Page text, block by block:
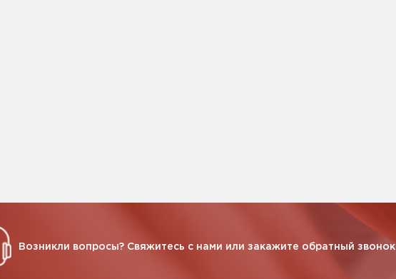
Возникли вопросы? Свяжитесь с нами или закажите обратный звонок